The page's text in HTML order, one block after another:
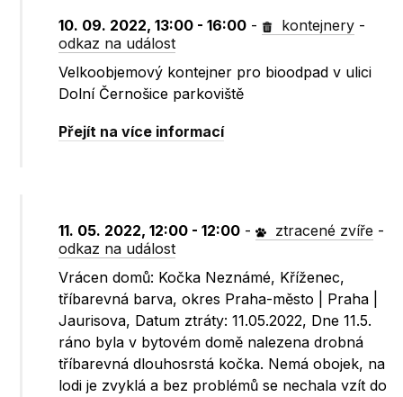
10. 09. 2022, 13:00 - 16:00 - kontejnery -
odkaz na událost
Velkoobjemový kontejner pro bioodpad v ulici
Dolní Černošice parkoviště
Přejít na více informací
11. 05. 2022, 12:00 - 12:00 - ztracené zvíře -
odkaz na událost
Vrácen domů: Kočka Neznámé, Kříženec,
tříbarevná barva, okres Praha-město | Praha |
Jaurisova, Datum ztráty: 11.05.2022, Dne 11.5.
ráno byla v bytovém domě nalezena drobná
tříbarevná dlouhosrstá kočka. Nemá obojek, na
lodi je zvyklá a bez problémů se nechala vzít do